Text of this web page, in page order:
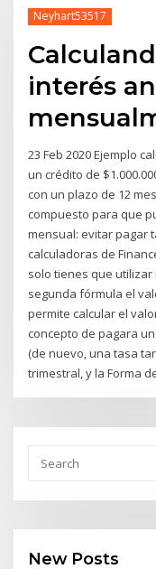
Neyhart53517
interés
23 Feb 2020 Ejemplo
un crédito de
con un plazo de 12
compuesto para que
mensual: evitar pagar
calculadoras de
solo tienes que utilizar
segunda fórmula el
permite calcular el
concepto de pagara
(de nuevo, una tasa
trimestral, y la Forma
New Posts